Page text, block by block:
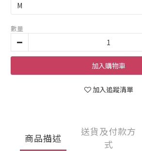
數量
加入購物車
加入追蹤清單
商品描述
送貨及付款方
式